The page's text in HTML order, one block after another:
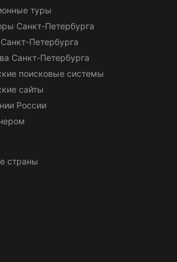
туры
Санкт-Петербурга
Петербурга
Санкт-Петербурга
поисковые системы
сайты
России
страны